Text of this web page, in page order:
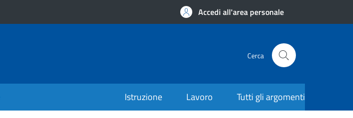
Accedi all'area personale
Cerca
Istruzione Lavoro Tutti gli argomenti